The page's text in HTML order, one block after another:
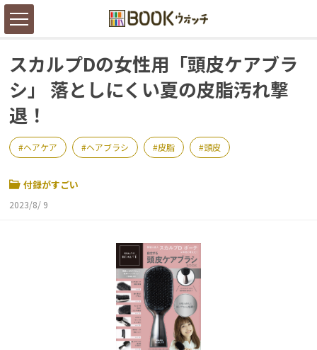
スカルプDの女性用「頭皮ケアブラ
シ」 落としにくい夏の皮脂汚れ撃
退！
ヘアケア ヘアブラシ 皮脂 頭皮
付録がすごい
2023/8/ 9